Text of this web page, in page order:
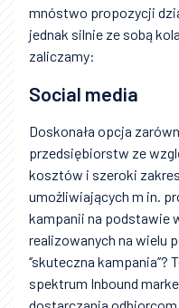
mnóstwo propozycji
jednak silnie ze sobą
zaliczamy:
Social media
Doskonała opcja
przedsiębiorstw ze
kosztów i szeroki
umożliwiających m in.
kampanii na podstawie
realizowanych na wielu
‘’skuteczna
spektrum Inbound